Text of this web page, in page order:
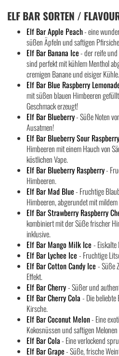
ELF BAR SORTEN /
Elf Bar Apple Peach- eine
süßen Äpfeln und saftigen
Elf Bar Banana Ice- der reife und
sind perfekt mit kühlem Menthol
cremigen Banane und eisiger Kühle.
Elf Bar Blue Raspberry
mit süßen blauen Himbeeren
Geschmack erzeugt!
Elf Bar Blueberry- Süße Noten
Ausatmen!
Elf Bar Blueberry Sour Raspberry
Himbeeren mit einem Hauch von
köstlichen Vape.
Elf Bar Blueberry Raspberry-
Himbeeren.
Elf Bar Mad Blue- Fruchtige
Himbeeren, abgerundet mit
Elf Bar Strawberry Raspberry
kombiniert mit der Süße frischer
inklusive.
Elf Bar Mango Milk Ice -
Elf Bar Lychee Ice - Fruchtige
Elf Bar Cotton Candy Ice - Süße
Effekt.
Elf Bar Cherry- Süßer und
Elf Bar Cherry Cola - Die
Kirsche.
Elf Bar Coconut Melon- Eine
Kokosnüssen und saftigen
Elf Bar Cola- Eine verlockend
Elf Bar Grape- Süße, frische